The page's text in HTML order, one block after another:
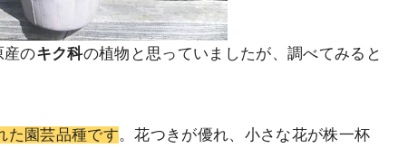
産のキク科の植物と思っていましたが、調べてみると
た園芸品種です。花つきが優れ、小さな花が株一杯